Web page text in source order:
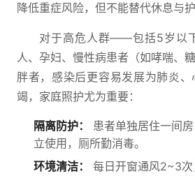
降低重症风险，但不能替代休息与护
对于高危人群——包括5岁以
人、孕妇、慢性病患者（如哮喘、
胖者，感染后更容易发展为肺炎
竭，家庭照护尤为重要：
隔离防护：
患者单独居住一间
立使用，厕所勤消毒。
环境清洁：
每日开窗通风2~3